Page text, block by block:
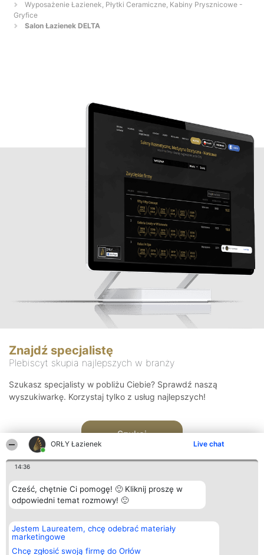
ORŁY Łazienek Live chat
14:36
Cześć, chętnie Ci pomogę! 🙂 Kliknij proszę w
odpowiedni temat rozmowy! 🙂
Jestem Laureatem, chcę odebrać materiały
marketingowe
Chcę zgłosić swoją firmę do Orłów
Wyposażenie Łazienek, Płytki Ceramiczne, Kabiny Prysznicowe -
Gryfice
Salon Łazienek DELTA
Znajdź specjalistę
Plebiscyt skupia najlepszych w branży
Szukasz specjalisty w pobliżu Ciebie? Sprawdź naszą
wyszukiwarkę. Korzystaj tylko z usług najlepszych!
Szukaj
Organizator plebiscytu
Bright Side Solutions sp. z o.
o. sp. k.
ul. Ruska 22
Plebiscyt
Laureaci
wszystkich
Kontakt
Kontakt